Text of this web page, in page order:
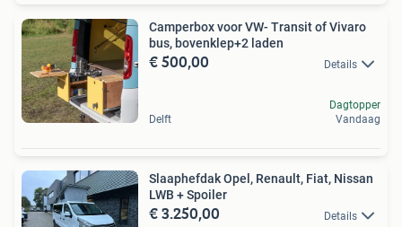
Camperbox voor VW- Transit of Vivaro
bus, bovenklep+2 laden
€ 500,00 Details
Delft
Dagtopper
Vandaag
Slaaphefdak Opel, Renault, Fiat, Nissan
LWB + Spoiler
€ 3.250,00 Details